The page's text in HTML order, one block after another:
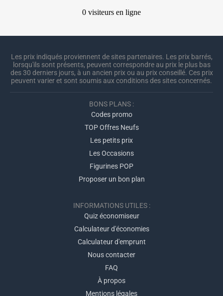
Les prix indiqués proviennent de sites partenaires. Les prix barrés,
lorsqu'ils sont présents, peuvent correspondre au prix le plus bas
des 30 derniers jours, à un ancien prix ou au prix conseillé. Ces prix
peuvent varier et sont soumis aux conditions des sites concernés.
BONS PLANS :
Codes promo
TOP Offres Neufs
Les petits prix
Les Occasions
Figurines POP
Proposer un bon plan
INFORMATIONS UTILES :
Quiz économiseur
Calculateur d'économies
Calculateur d'emprunt
Nous contacter
FAQ
À propos
Mentions légales